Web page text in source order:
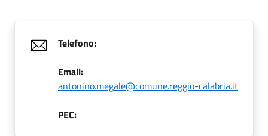
Telefono:
Email:
antonino.megale@comune.reggio-calabria.it
PEC: